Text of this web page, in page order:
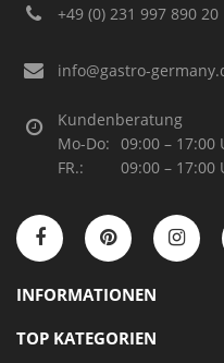
+49 (0) 231 997 890 20
info@gastro-
Kundenberatung
Mo-Do: 09:00 – 17:00
FR.:
09:00 – 17:00
INFORMATIONEN
TOP KATEGORIEN